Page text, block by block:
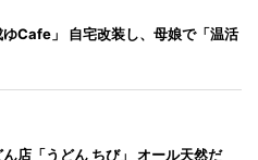
Cafe」 自宅改装し、母娘で「温活
店「うどん ちび」 オール天然だ